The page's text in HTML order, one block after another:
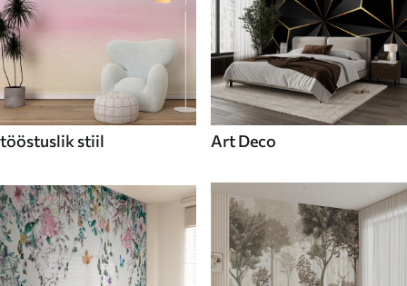
tööstuslik stiil Art Deco